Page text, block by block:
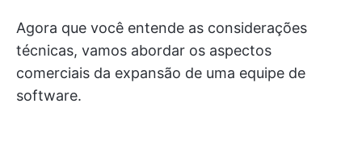
Agora que você entende as considerações
técnicas, vamos abordar os aspectos
comerciais da expansão de uma equipe de
software.